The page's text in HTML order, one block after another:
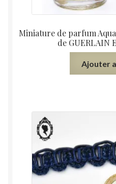
Miniature de parfum
de GUERLAIN
Ajouter